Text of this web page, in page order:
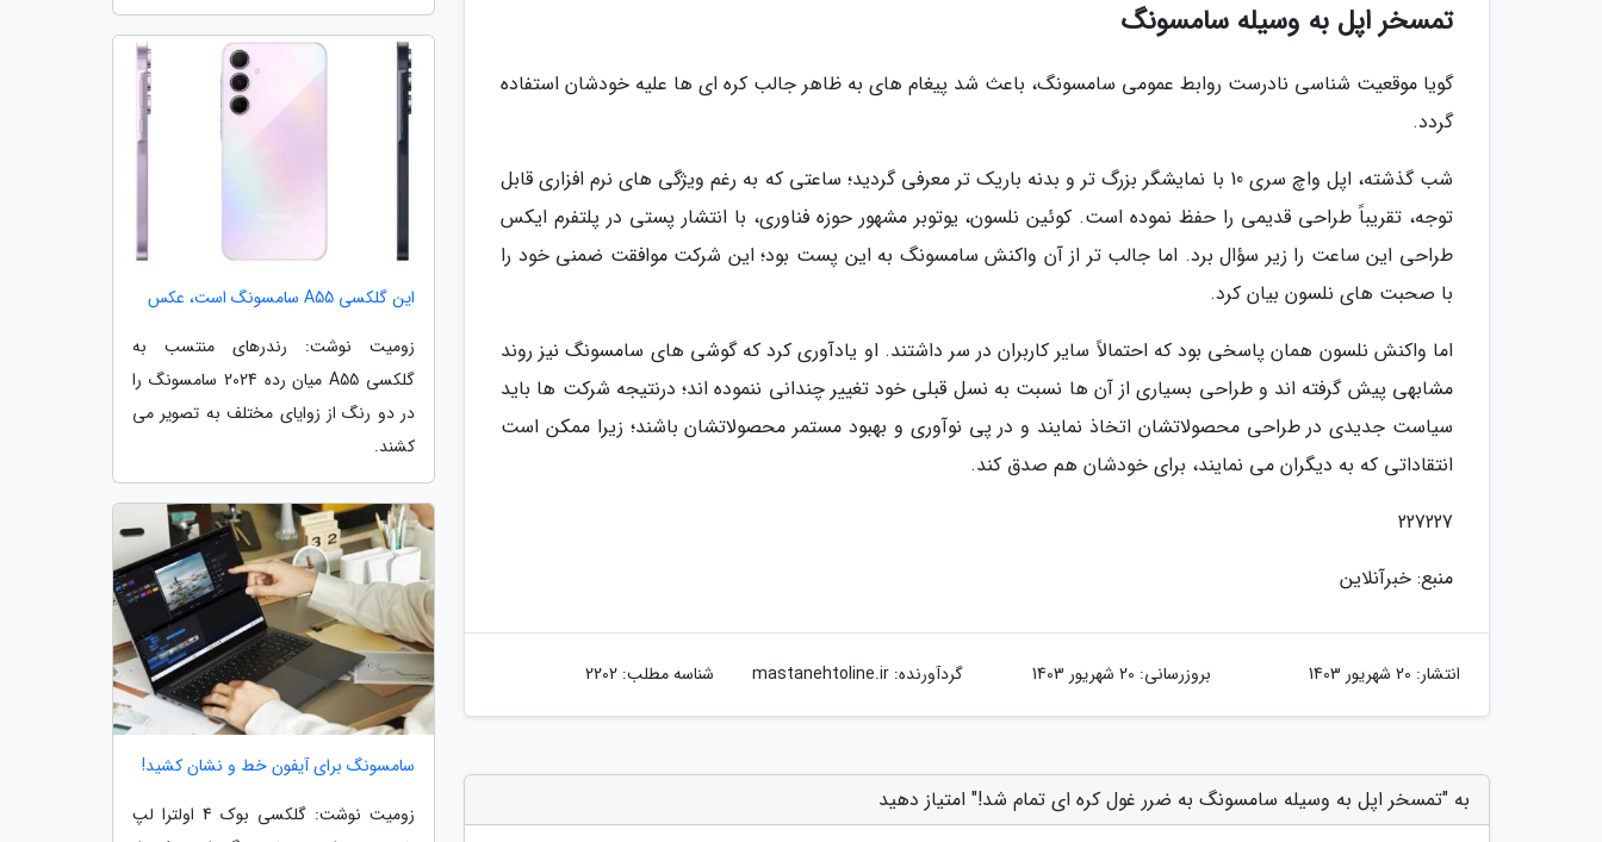
تمسخر اپل به وسیله سامسونگ
گویا موقعیت شناسی نادرست روابط عمومی سامسونگ، باعث شد پیغام های به ظاهر جالب کره ای ها علیه خودشان استفاده
گردد.
شب گذشته، اپل واچ سری 10 با نمایشگر بزرگ تر و بدنه باریک تر معرفی گردید؛ ساعتی که به رغم ویژگی های نرم افزاری قابل
توجه، تقریباً طراحی قدیمی را حفظ نموده است. کوئین نلسون، یوتوبر مشهور حوزه فناوری، با انتشار پستی در پلتفرم ایکس
طراحی این ساعت را زیر سؤال برد. اما جالب تر از آن واکنش سامسونگ به این پست بود؛ این شرکت موافقت ضمنی خود را
با صحبت های نلسون بیان کرد.
اما واکنش نلسون همان پاسخی بود که احتمالاً سایر کاربران در سر داشتند. او یادآوری کرد که گوشی های سامسونگ نیز روند
مشابهی پیش گرفته اند و طراحی بسیاری از آن ها نسبت به نسل قبلی خود تغییر چندانی ننموده اند؛ درنتیجه شرکت ها باید
سیاست جدیدی در طراحی محصولاتشان اتخاذ نمایند و در پی نوآوری و بهبود مستمر محصولاتشان باشند؛ زیرا ممکن است
انتقاداتی که به دیگران می نمایند، برای خودشان هم صدق کند.
227227
منبع: خبرآنلاین
انتشار: 20 شهریور 1403 بروزرسانی: 20 شهریور 1403 گردآورنده:mastanehtoline.ir شناسه مطلب: 2202
به "تمسخر اپل به وسیله سامسونگ به ضرر غول کره ای تمام شد!" امتیاز دهید
این گلکسی A55 سامسونگ است، عکس
زومیت نوشت: رندرهای منتسب به
گلکسی A55 میان رده 2024 سامسونگ را
در دو رنگ از زوایای مختلف به تصویر می
کشند.
سامسونگ برای آیفون خط و نشان کشید!
زومیت نوشت: گلکسی بوک 4 اولترا لپ